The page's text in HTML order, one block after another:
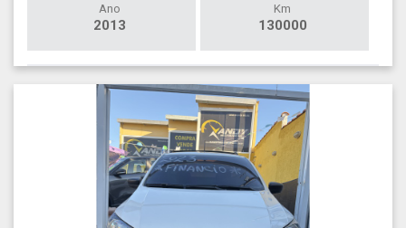
Ano
2013
Km
130000